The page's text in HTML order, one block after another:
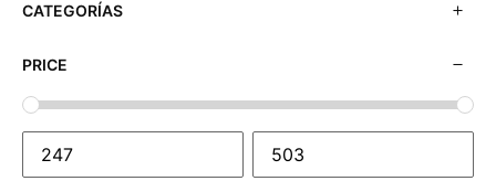
CATEGORÍAS
PRICE